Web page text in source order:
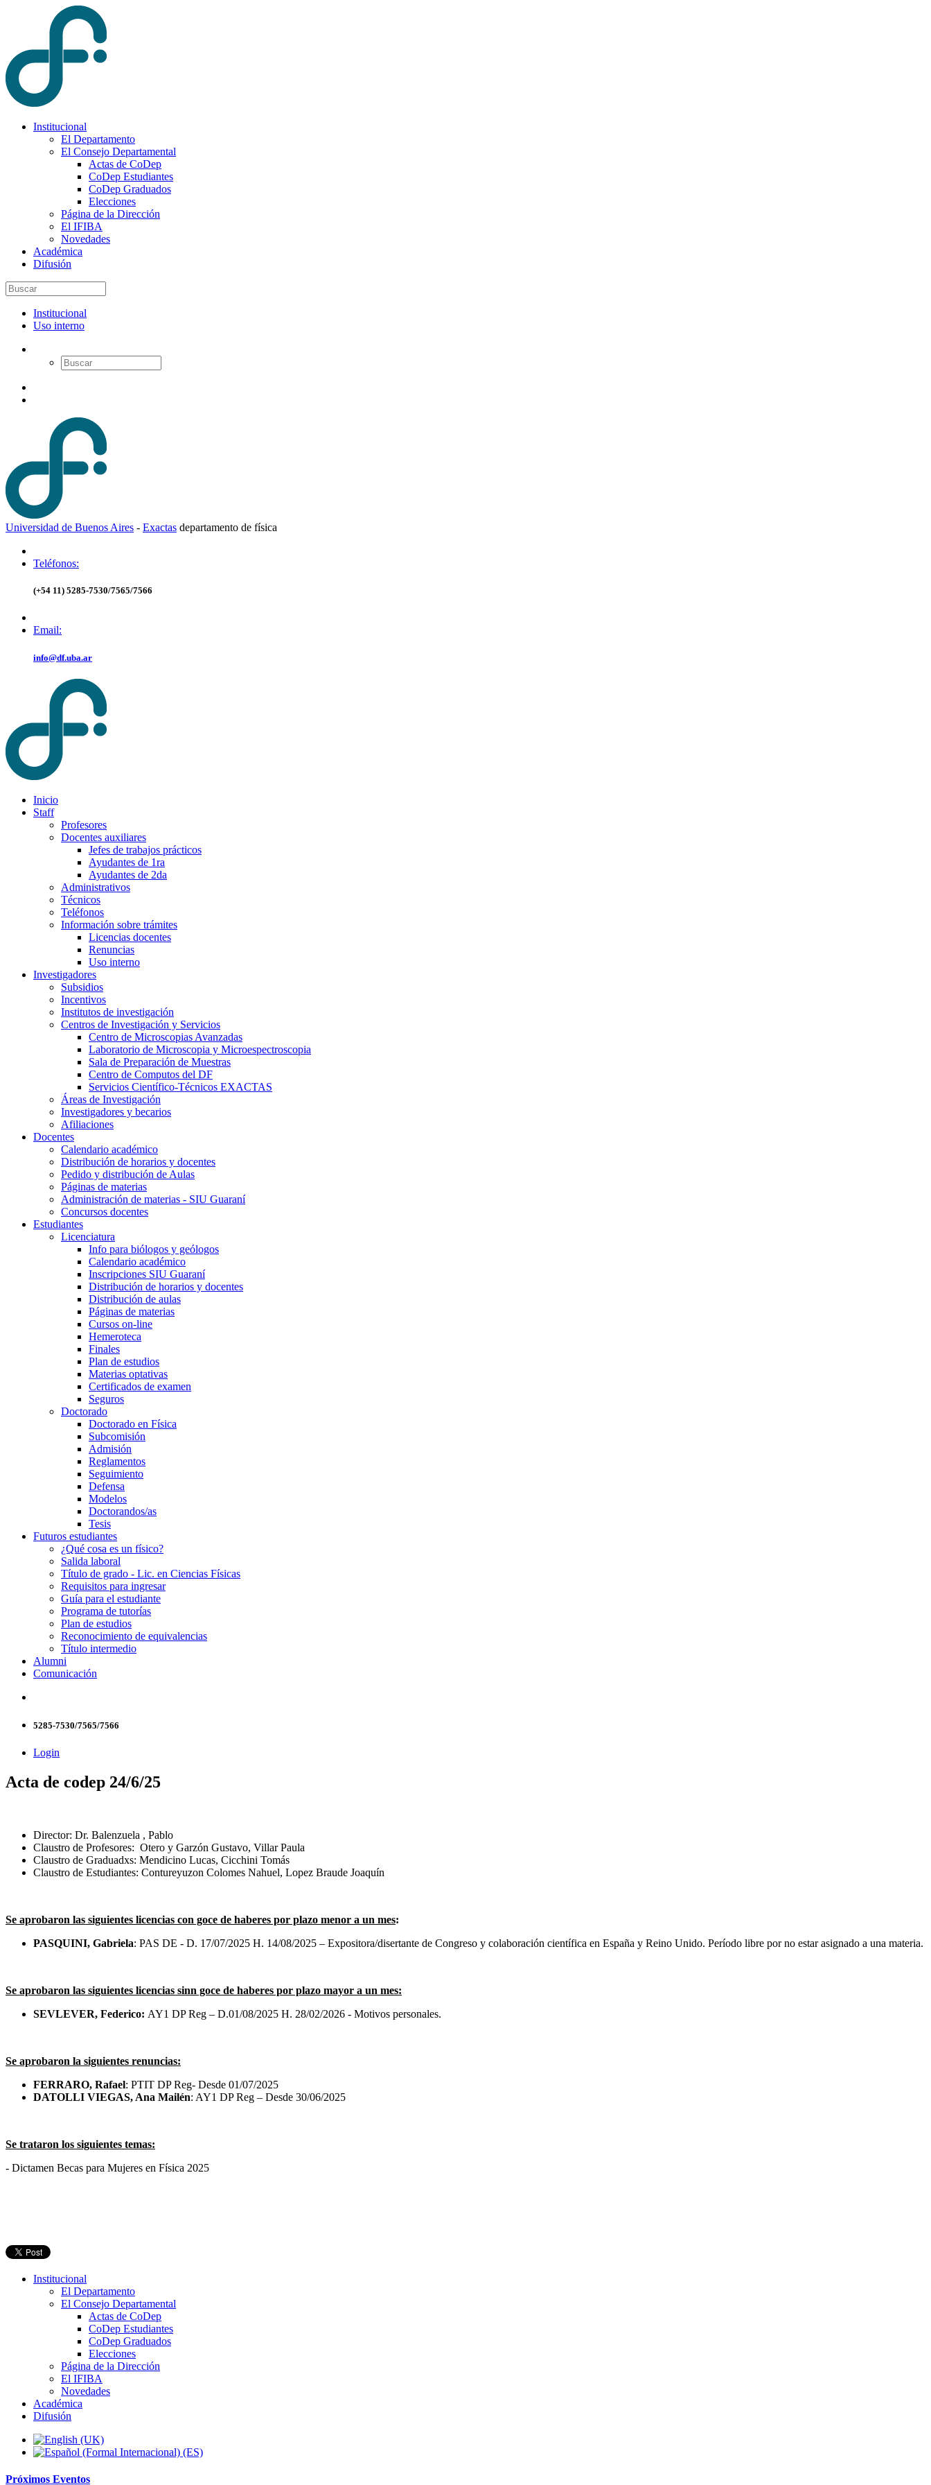
Institucional
El Departamento
El Consejo Departamental
Actas de CoDep
CoDep Estudiantes
CoDep Graduados
Elecciones
Página de la Dirección
El IFIBA
Novedades
Académica
Difusión
Institucional
Uso interno
Universidad de Buenos Aires - Exactas departamento de física
Teléfonos:
(+54 11) 5285-7530/7565/7566
Email:
info@df.uba.ar
Inicio
Staff
Profesores
Docentes auxiliares
Jefes de trabajos prácticos
Ayudantes de 1ra
Ayudantes de 2da
Administrativos
Técnicos
Teléfonos
Información sobre trámites
Licencias docentes
Renuncias
Uso interno
Investigadores
Subsidios
Incentivos
Institutos de investigación
Centros de Investigación y Servicios
Centro de Microscopias Avanzadas
Laboratorio de Microscopia y Microespectroscopia
Sala de Preparación de Muestras
Centro de Computos del DF
Servicios Científico-Técnicos EXACTAS
Áreas de Investigación
Investigadores y becarios
Afiliaciones
Docentes
Calendario académico
Distribución de horarios y docentes
Pedido y distribución de Aulas
Páginas de materias
Administración de materias - SIU Guaraní
Concursos docentes
Estudiantes
Licenciatura
Info para biólogos y geólogos
Calendario académico
Inscripciones SIU Guaraní
Distribución de horarios y docentes
Distribución de aulas
Páginas de materias
Cursos on-line
Hemeroteca
Finales
Plan de estudios
Materias optativas
Certificados de examen
Seguros
Doctorado
Doctorado en Física
Subcomisión
Admisión
Reglamentos
Seguimiento
Defensa
Modelos
Doctorandos/as
Tesis
Futuros estudiantes
¿Qué cosa es un físico?
Salida laboral
Título de grado - Lic. en Ciencias Físicas
Requisitos para ingresar
Guía para el estudiante
Programa de tutorías
Plan de estudios
Reconocimiento de equivalencias
Título intermedio
Alumni
Comunicación
5285-7530/7565/7566
Login
Acta de codep 24/6/25
Director: Dr. Balenzuela , Pablo
Claustro de Profesores: Otero y Garzón Gustavo, Villar Paula
Claustro de Graduadxs: Mendicino Lucas, Cicchini Tomás
Claustro de Estudiantes: Contureyuzon Colomes Nahuel, Lopez Braude Joaquín
Se aprobaron las siguientes licencias con goce de haberes por plazo menor a un mes:
PASQUINI, Gabriela: PAS DE - D. 17/07/2025 H. 14/08/2025 – Expositora/disertante de Congreso y colaboración científica en España y Reino Unido. Período libre por no estar asignado a una materia.
Se aprobaron las siguientes licencias sinn goce de haberes por plazo mayor a un mes:
SEVLEVER, Federico: AY1 DP Reg – D.01/08/2025 H. 28/02/2026 - Motivos personales.
Se aprobaron la siguientes renuncias:
FERRARO, Rafael: PTIT DP Reg- Desde 01/07/2025
DATOLLI VIEGAS, Ana Mailén: AY1 DP Reg – Desde 30/06/2025
Se trataron los siguientes temas:
- Dictamen Becas para Mujeres en Física 2025
Institucional
El Departamento
El Consejo Departamental
Actas de CoDep
CoDep Estudiantes
CoDep Graduados
Elecciones
Página de la Dirección
El IFIBA
Novedades
Académica
Difusión
Próximos Eventos